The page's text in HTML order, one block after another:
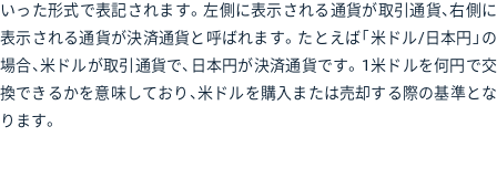
いった形式で表記されます。左側に表示される通貨が取引通貨、右側に
表示される通貨が決済通貨と呼ばれます。たとえば「米ドル/日本円」の
場合、米ドルが取引通貨で、日本円が決済通貨です。1米ドルを何円で交
換できるかを意味しており、米ドルを購入または売却する際の基準とな
ります。